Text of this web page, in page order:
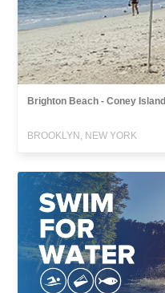
Brighton Beach - Coney Island
BROOKLYN, NEW YORK